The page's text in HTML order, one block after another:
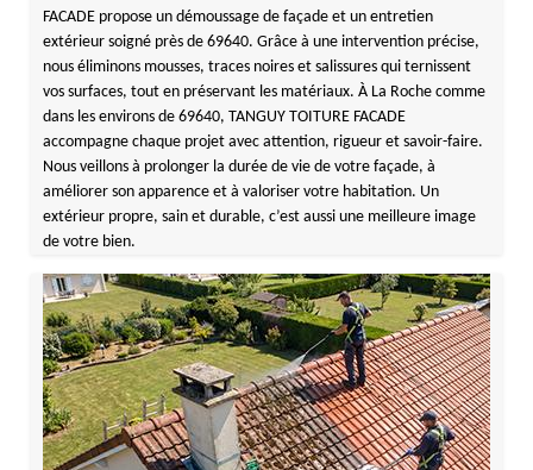
FACADE propose un démoussage de façade et un entretien
extérieur soigné près de 69640. Grâce à une intervention précise,
nous éliminons mousses, traces noires et salissures qui ternissent
vos surfaces, tout en préservant les matériaux. À La Roche comme
dans les environs de 69640, TANGUY TOITURE FACADE
accompagne chaque projet avec attention, rigueur et savoir-faire.
Nous veillons à prolonger la durée de vie de votre façade, à
améliorer son apparence et à valoriser votre habitation. Un
extérieur propre, sain et durable, c’est aussi une meilleure image
de votre bien.